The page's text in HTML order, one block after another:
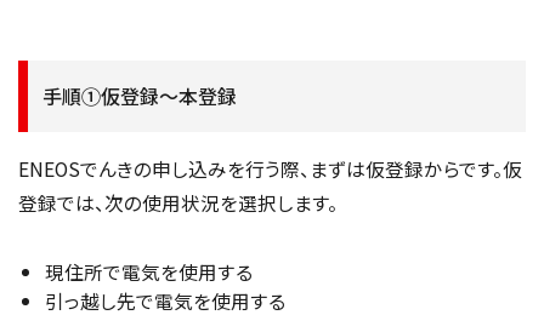
手順①仮登録～本登録
ENEOSでんきの申し込みを行う際、まずは仮登録からです。仮
登録では、次の使用状況を選択します。
現住所で電気を使用する
引っ越し先で電気を使用する